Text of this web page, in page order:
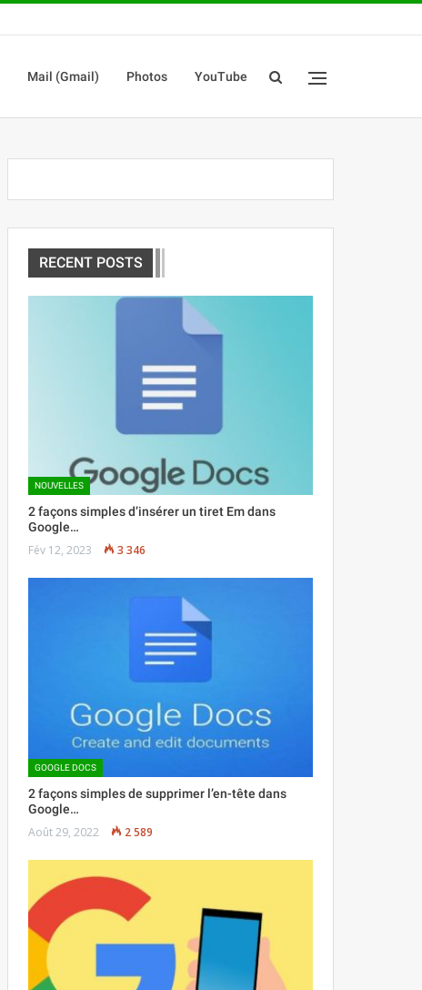
Mail (Gmail) Photos YouTube
RECENT POSTS
NOUVELLES
2 façons simples d’insérer un tiret Em dans
Google…
Fév 12, 2023 3 346
GOOGLE DOCS
2 façons simples de supprimer l’en-tête dans
Google…
Août 29, 2022 2 589